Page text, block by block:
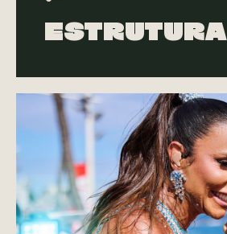
Estrutura